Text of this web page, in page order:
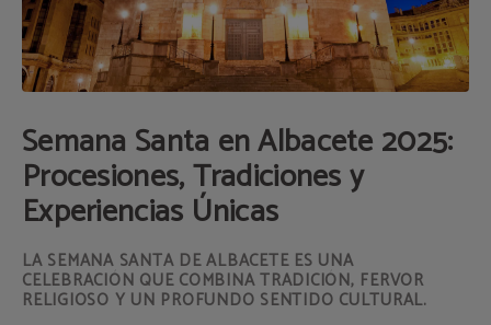
Semana Santa en Albacete 2025:
Procesiones, Tradiciones y
Experiencias Únicas
LA SEMANA SANTA DE ALBACETE ES UNA
CELEBRACIÓN QUE COMBINA TRADICIÓN, FERVOR
RELIGIOSO Y UN PROFUNDO SENTIDO CULTURAL.